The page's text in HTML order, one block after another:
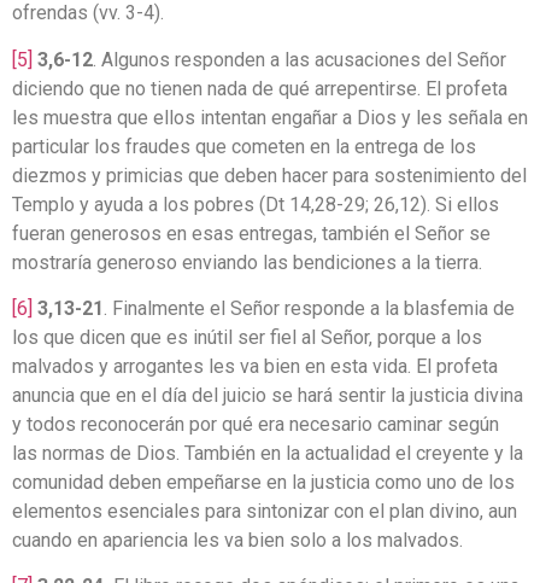
ofrendas (vv. 3-4).
[5] 3,6-12 . Algunos responden a las acusaciones del Señor
diciendo que no tienen nada de qué arrepentirse. El profeta
les muestra que ellos intentan engañar a Dios y les señala en
particular los fraudes que cometen en la entrega de los
diezmos y primicias que deben hacer para sostenimiento del
Templo y ayuda a los pobres (Dt 14,28-29; 26,12). Si ellos
fueran generosos en esas entregas, también el Señor se
mostraría generoso enviando las bendiciones a la tierra.
[6] 3,13-21. Finalmente el Señor responde a la blasfemia de
los que dicen que es inútil ser fiel al Señor, porque a los
malvados y arrogantes les va bien en esta vida. El profeta
anuncia que en el día del juicio se hará sentir la justicia divina
y todos reconocerán por qué era necesario caminar según
las normas de Dios. También en la actualidad el creyente y la
comunidad deben empeñarse en la justicia como uno de los
elementos esenciales para sintonizar con el plan divino, aun
cuando en apariencia les va bien solo a los malvados.